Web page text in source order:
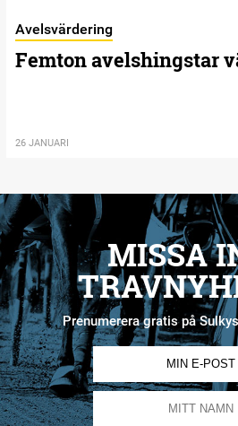
Avelsvärdering
Femton avelshingstar
26 JANUARI
MISSA
Prenumerera gratis på